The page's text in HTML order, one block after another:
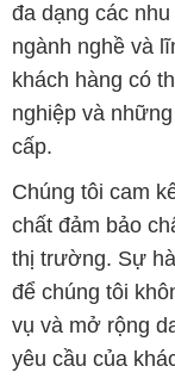
đa dạng các
ngành nghề và
khách hàng có
nghiệp và
cấp.
Chúng tôi cam
chất đảm bảo
thị trường. Sự
để chúng tôi
vụ và mở rộng
yêu cầu của